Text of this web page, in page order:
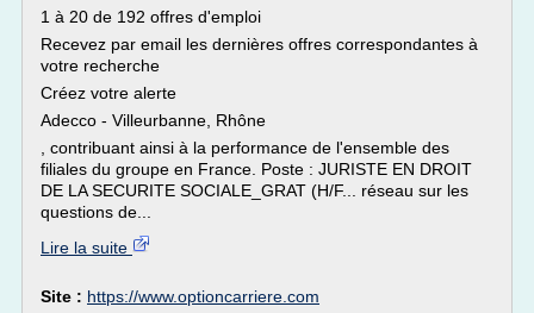
1 à 20 de 192 offres d'emploi
Recevez par email les dernières offres correspondantes à
votre recherche
Créez votre alerte
Adecco - Villeurbanne, Rhône
, contribuant ainsi à la performance de l'ensemble des
filiales du groupe en France. Poste : JURISTE EN DROIT
DE LA SECURITE SOCIALE_GRAT (H/F... réseau sur les
questions de...
Lire la suite
Site : https://www.optioncarriere.com